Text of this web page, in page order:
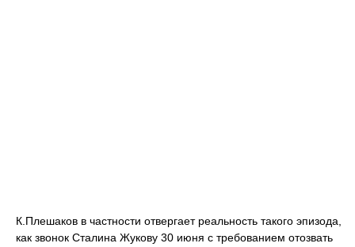
К.Плешаков в частности отвергает реальность такого эпизода,
как звонок Сталина Жукову 30 июня с требованием отозвать